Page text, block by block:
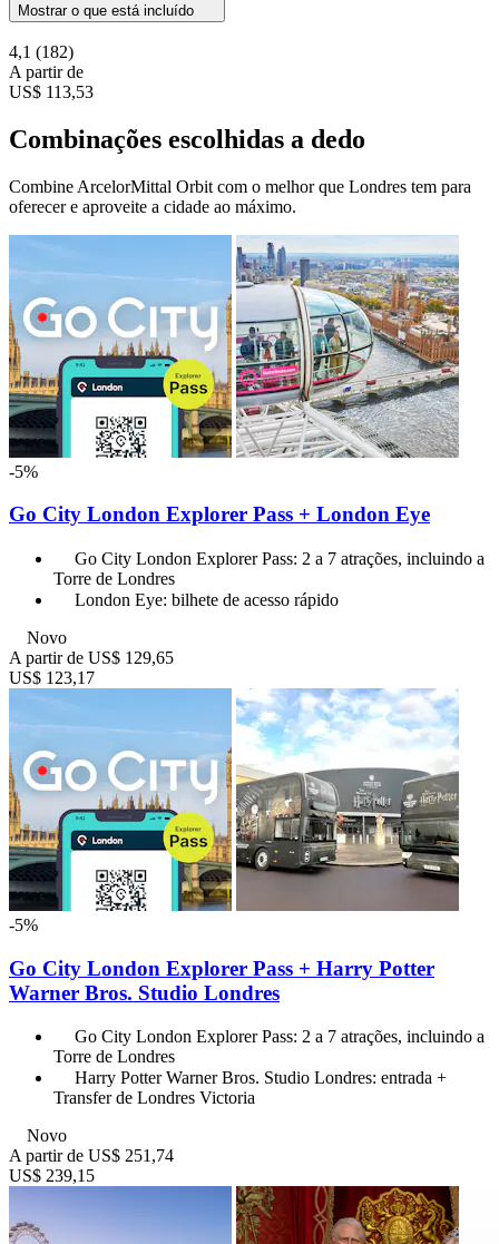
Mostrar o que está incluído
4,1 (182)
A partir de
US$ 113,53
Combinações escolhidas a dedo
Combine ArcelorMittal Orbit com o melhor que Londres tem para
oferecer e aproveite a cidade ao máximo.
-5%
Go City London Explorer Pass + London Eye
Go City London Explorer Pass: 2 a 7 atrações, incluindo a
Torre de Londres
London Eye: bilhete de acesso rápido
Novo
A partir de US$ 129,65
US$ 123,17
-5%
Go City London Explorer Pass + Harry Potter
Warner Bros. Studio Londres
Go City London Explorer Pass: 2 a 7 atrações, incluindo a
Torre de Londres
Harry Potter Warner Bros. Studio Londres: entrada +
Transfer de Londres Victoria
Novo
A partir de US$ 251,74
US$ 239,15